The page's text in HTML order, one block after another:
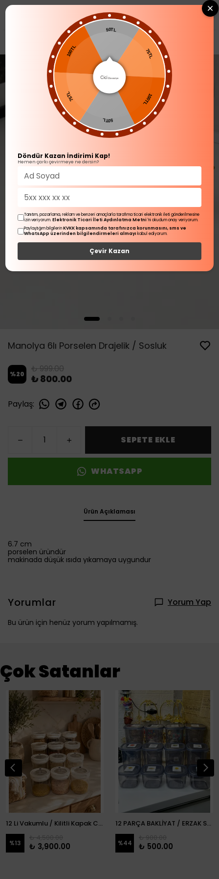
0
Manolya 6lı Porselen Drajelik / Sosluk
%20 ₺ 999.00
₺ 800.00
Paylaş:
SEPETE EKLE
WHATSAPP
Ürün Açıklaması
6.7 cm
porselen üründür
makinada düşük ısıda yıkamaya uygundur
Yorumlar Yorum Yap
Bu ürün için henüz yorum yapılmamış.
Çok Satanlar
12 Li Vakumlu / Kilitli Kapak Cam Erzak Kabı / Kavanoz
%13 ₺ 3,900.00
12 PARÇA BAKLİYAT / ERZAK SETİ
%44 ₺ 500.00
50TL
75TL
100TL
50TL
75TL
100TL
Döndür Kazan İndirimi Kap!
Hemen çarkı çevirmeye ne dersin?
Tanıtım, pazarlama, reklam ve benzeri amaçlarla tarafıma ticari elektronik ileti gönderilmesine
izin veriyorum.Elektronik Ticari İleti Aydınlatma Metni 'ni okudum onay veriyorum.
Paylaştığım bilgilerinKVKK kapsamında tarafınızca korunmasını, sms ve
WhatsApp üzerinden bilgilendirmeleri almayı kabul ediyorum.
Çevir Kazan